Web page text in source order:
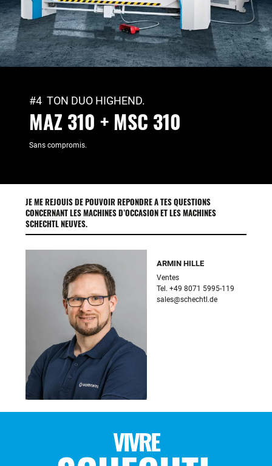
#4 TON DUO HIGHEND.
MAZ 310 + MSC 310
Sans compromis.
JE ME REJOUIS DE POUVOIR REPONDRE A TES QUESTIONS
CONCERNANT LES MACHINES D’OCCASION ET LES MACHINES
SCHECHTL NEUVES.
ARMIN HILLE
Ventes
sales@schechtl.de
VIVRE